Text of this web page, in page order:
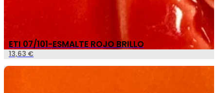
ETI 07/101-ESMALTE ROJO BRILLO
13,63 €